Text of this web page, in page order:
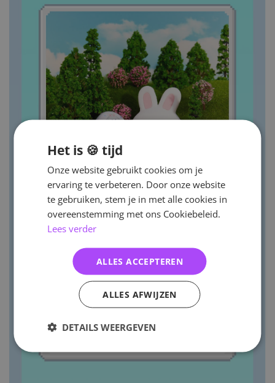
Het is 🍪 tijd
Onze website gebruikt cookies om je
ervaring te verbeteren. Door onze website
te gebruiken, stem je in met alle cookies in
overeenstemming met ons Cookiebeleid.
Lees verder
ALLES ACCEPTEREN
ALLES AFWIJZEN
DETAILS WEERGEVEN